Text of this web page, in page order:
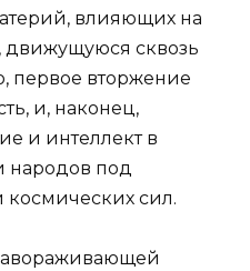
влияющих на
движущуюся сквозь
первое вторжение
и, наконец,
и интеллект в
народов под
сил.